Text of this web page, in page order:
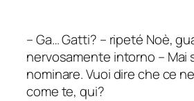
–Ga… Gatti? – ripeté Noè,
nervosamente intorno – Mai
nominare. Vuoi dire che ce
come te, qui?